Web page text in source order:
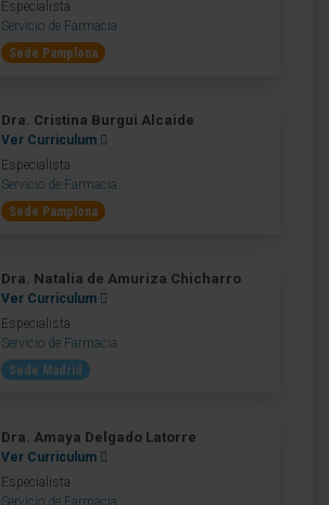
Especialista
Servicio de Farmacia
Sede Pamplona
Dra. Cristina Burgui Alcaide
Ver Curriculum
Especialista
Servicio de Farmacia
Sede Pamplona
Dra. Natalia de Amuriza Chicharro
Ver Curriculum
Especialista
Servicio de Farmacia
Sede Madrid
Dra. Amaya Delgado Latorre
Ver Curriculum
Especialista
Servicio de Farmacia